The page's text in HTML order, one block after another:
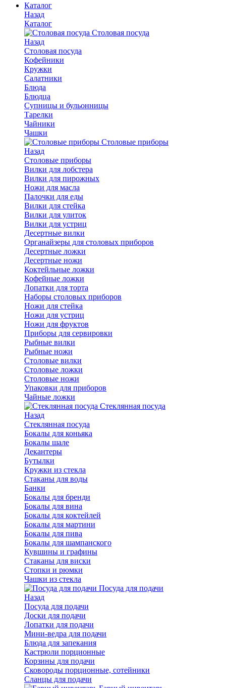
Каталог
Назад
Каталог
Столовая посуда
Назад
Столовая посуда
Кофейники
Кружки
Салатники
Блюда
Блюдца
Супницы и бульонницы
Тарелки
Чайники
Чашки
Cтоловые приборы
Назад
Cтоловые приборы
Вилки для лобстера
Вилки для пирожных
Ножи для масла
Палочки для еды
Вилки для стейка
Вилки для улиток
Вилки для устриц
Десертные вилки
Органайзеры для столовых приборов
Десертные ложки
Десертные ножи
Коктейльные ложки
Кофейные ложки
Лопатки для торта
Наборы столовых приборов
Ножи для стейка
Ножи для устриц
Ножи для фруктов
Приборы для сервировки
Рыбные вилки
Рыбные ножи
Столовые вилки
Столовые ложки
Столовые ножи
Упаковки для приборов
Чайные ложки
Стеклянная посуда
Назад
Стеклянная посуда
Бокалы для коньяка
Бокалы шале
Декантеры
Бутылки
Кружки из стекла
Стаканы для воды
Банки
Бокалы для бренди
Бокалы для вина
Бокалы для коктейлей
Бокалы для мартини
Бокалы для пива
Бокалы для шампанского
Кувшины и графины
Стаканы для виски
Стопки и рюмки
Чашки из стекла
Посуда для подачи
Назад
Посуда для подачи
Доски для подачи
Лопатки для подачи
Мини-ведра для подачи
Блюда для запекания
Кастрюли порционные
Корзины для подачи
Сковороды порционные, сотейники
Сланцы для подачи